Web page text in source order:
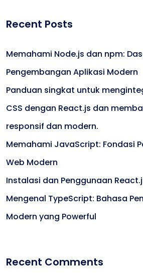
Recent Posts
Memahami Node.js dan npm:
Pengembangan Aplikasi Modern
Panduan singkat untuk
CSS dengan React.js dan
responsif dan modern.
Memahami JavaScript: Fondasi
Web Modern
Instalasi dan Penggunaan
Mengenal TypeScript: Bahasa
Modern yang Powerful
Recent Comments